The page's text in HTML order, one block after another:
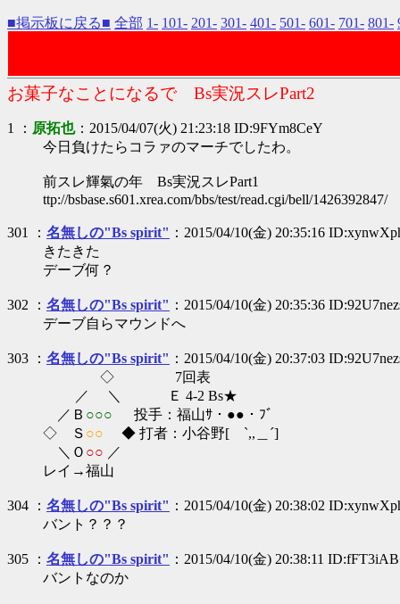
■掲示板に戻る■ 全部 1- 101- 201- 301- 401- 501- 601- 701- 801-
お菓子なことになるで Bs実況スレPart2
1 ： 原拓也：2015/04/07(火) 21:23:18 ID:9FYm8CeY
今日負けたらコラァのマーチでしたわ。
前スレ輝氣の年 Bs実況スレPart1
ttp://bsbase.s601.xrea.com/bbs/test/read.cgi/bell/1426392847/
301 ： 名無しの"Bs spirit" ：2015/04/10(金) 20:35:16
きたきた
デーブ何？
302 ： 名無しの"Bs spirit" ：2015/04/10(金) 20:35:36
デーブ自らマウンドへ
303 ： 名無しの"Bs spirit" ：2015/04/10(金) 20:37:03
◇ 7回表
／ ＼ Ｅ 4-2 Bs★
／Ｂ ○○○ 投手：福山ｻ・●●・ﾌﾞ
◇ Ｓ ○○ ◆ 打者：小谷野[ `,,＿´]
＼Ｏ ○○ ／
レイ→福山
304 ： 名無しの"Bs spirit" ：2015/04/10(金) 20:38:02
バント？？？
305 ： 名無しの"Bs spirit" ：2015/04/10(金) 20:38:11
バントなのか